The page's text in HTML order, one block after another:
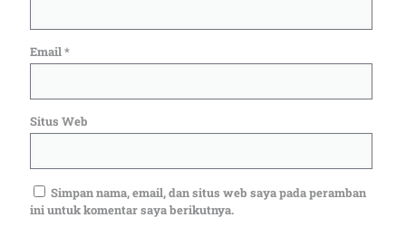
Email*
Situs Web
Simpan nama, email, dan situs web saya pada peramban
ini untuk komentar saya berikutnya.